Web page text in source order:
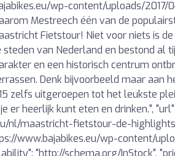
wp-content/uploads/2017/
Mestreech één van de
Fietstour! Niet voor niets is
van Nederland en bestond al
en een historisch centrum
Denk bijvoorbeeld maar aan
zelfs uitgeroepen tot het leukste
er heerlijk kunt eten en drinken.", "url"
nl/maastricht-fietstour-de-highlights/
www.bajabikes.eu/wp-content/
"http://schema.org/InStock",